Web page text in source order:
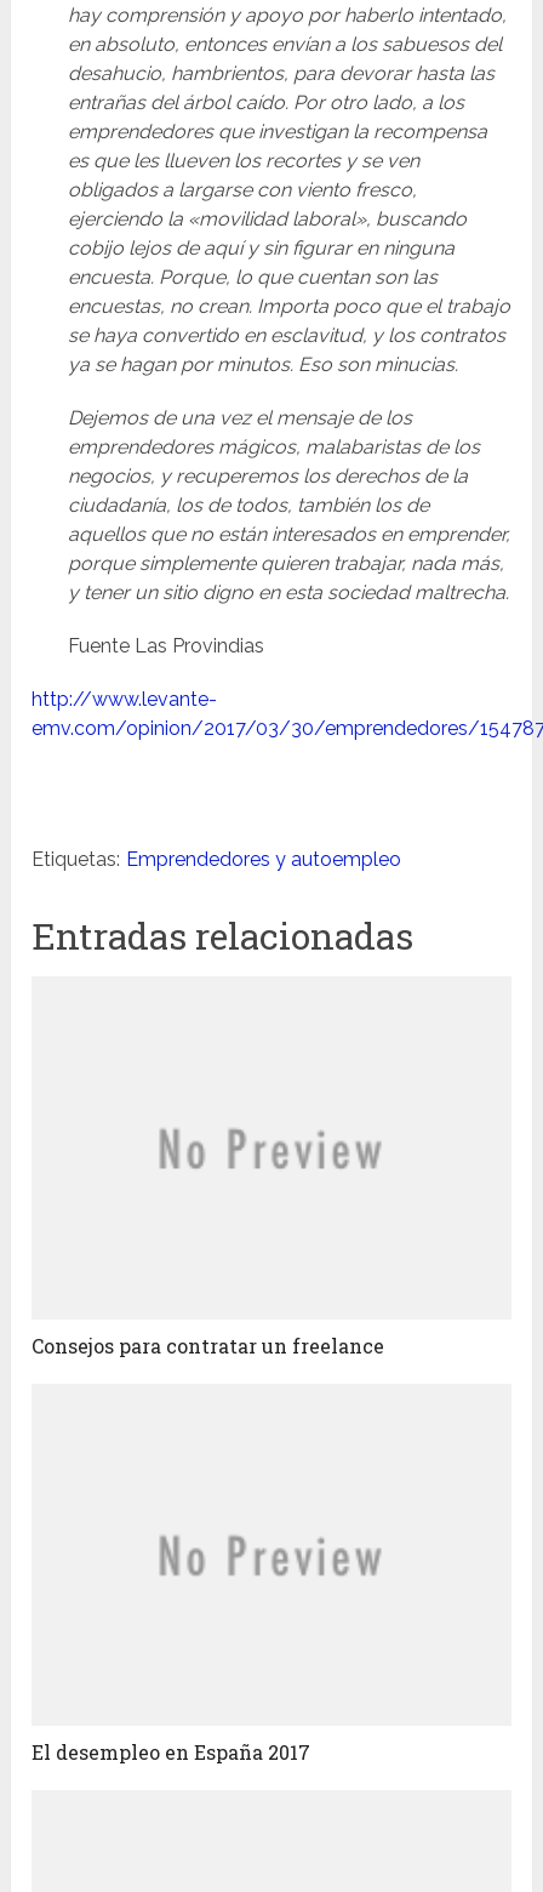
hay comprensión y apoyo por haberlo intentado,
en absoluto, entonces envían a los sabuesos del
desahucio, hambrientos, para devorar hasta las
entrañas del árbol caído. Por otro lado, a los
emprendedores que investigan la recompensa
es que les llueven los recortes y se ven
obligados a largarse con viento fresco,
ejerciendo la «movilidad laboral», buscando
cobijo lejos de aquí y sin figurar en ninguna
encuesta. Porque, lo que cuentan son las
encuestas, no crean. Importa poco que el trabajo
se haya convertido en esclavitud, y los contratos
ya se hagan por minutos. Eso son minucias.
Dejemos de una vez el mensaje de los
emprendedores mágicos, malabaristas de los
negocios, y recuperemos los derechos de la
ciudadanía, los de todos, también los de
aquellos que no están interesados en emprender,
porque simplemente quieren trabajar, nada más,
y tener un sitio digno en esta sociedad maltrecha.
Fuente Las Provindias
http://www.levante-
emv.com/opinion/2017/03/30/emprendedores/
Etiquetas: Emprendedores y autoempleo
Entradas relacionadas
Consejos para contratar un freelance
El desempleo en España 2017